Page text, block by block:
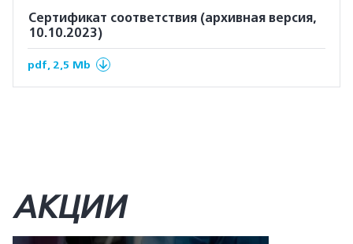
Сертификат соответствия (архивная версия,
10.10.2023)
pdf, 2,5 Mb
АКЦИИ